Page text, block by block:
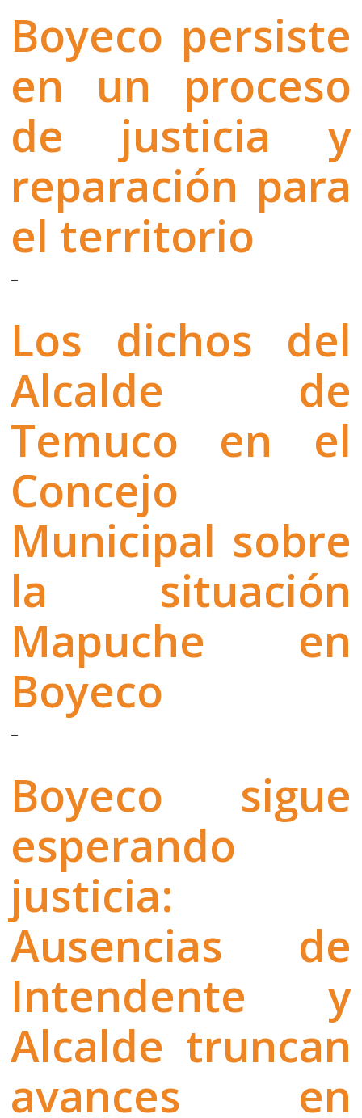
Boyeco persiste
en un proceso
de justicia y
reparación para
el territorio
–
Los dichos del
Alcalde de
Temuco en el
Concejo
Municipal sobre
la situación
Mapuche en
Boyeco
–
Boyeco sigue
esperando
justicia:
Ausencias de
Intendente y
Alcalde truncan
avances en